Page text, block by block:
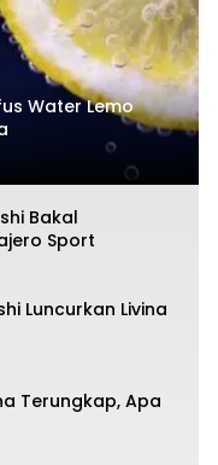
Water Lemo
Bakal
Sport
Luncurkan Livina
Terungkap, Apa